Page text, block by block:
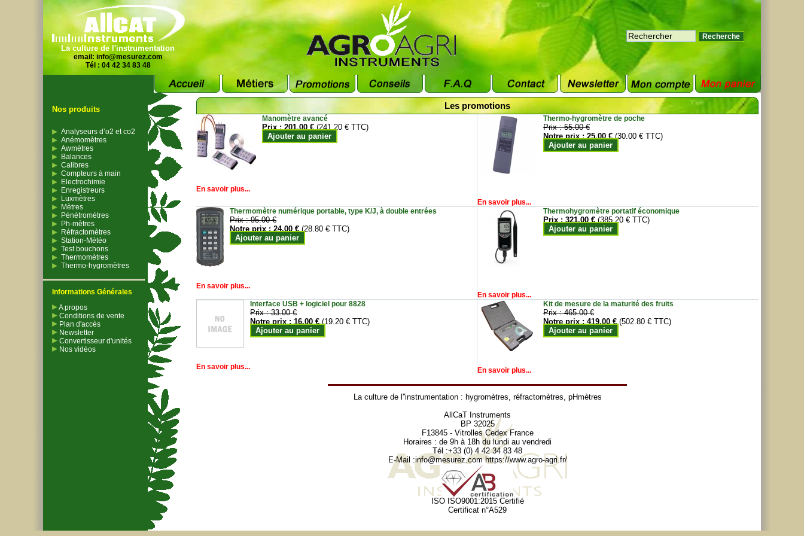
La culture de l'instrumentation
email: info@mesurez.com
Tél : 04 42 34 83 48
Nos produits
Analyseurs d’o2 et co2
Anémomètres
Awmètres
Balances
Calibres
Compteurs à main
Electrochimie
Enregistreurs
Luxmètres
Mètres
Pénétromètres
Ph-mètres
Réfractomètres
Station-Météo
Test bouchons
Thermomètres
Thermo-hygromètres
Informations Générales
A propos
Conditions de vente
Plan d'accès
Newsletter
Convertisseur d'unités
Nos vidéos
Les promotions
Manomètre avancé
Prix :201.00 € (241.20 € TTC)
Ajouter au panier
En savoir plus...
Thermo-hygromètre de poche
Prix :55.00 €
Notre prix :25.00 € (30.00 € TTC)
Ajouter au panier
En savoir plus...
Thermomètre numérique portable, type K/J, à double entrées
Prix :95.00 €
Notre prix :24.00 € (28.80 € TTC)
Ajouter au panier
En savoir plus...
Thermohygromètre portatif économique
Prix :321.00 € (385.20 € TTC)
Ajouter au panier
En savoir plus...
Interface USB + logiciel pour 8828
Prix :33.00 €
Notre prix :16.00 € (19.20 € TTC)
Ajouter au panier
En savoir plus...
Kit de mesure de la maturité des fruits
Prix :465.00 €
Notre prix :419.00 € (502.80 € TTC)
Ajouter au panier
En savoir plus...
La culture de l''instrumentation : hygromètres, réfractomètres, pHmètres
AllCaT Instruments
BP 32025
F13845 - Vitrolles Cedex France
Horaires : de 9h à 18h du lundi au vendredi
Tél :+33 (0) 4 42 34 83 48
E-Mail :info@mesurez.com https://www.agro-agri.fr/
ISO ISO9001:2015 Certifié
Certificat n°A529